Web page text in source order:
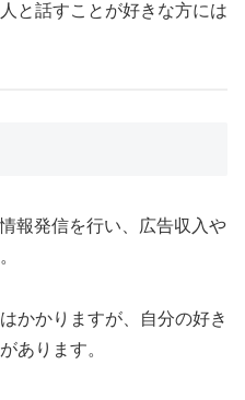
と話すことが好きな方には
報発信を行い、広告収入や
かかりますが、自分の好き
あります。